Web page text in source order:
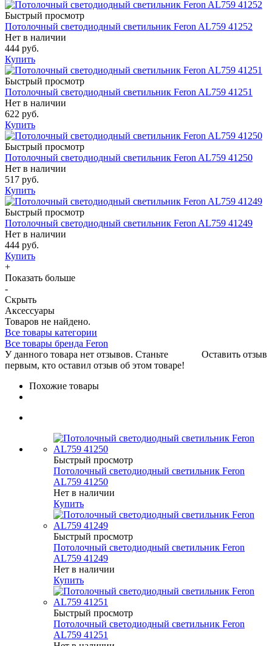
Быстрый просмотр
Потолочный светодиодный светильник Feron AL759 41252
Нет в наличии
444 руб.
Купить
Быстрый просмотр
Потолочный светодиодный светильник Feron AL759 41251
Нет в наличии
622 руб.
Купить
Быстрый просмотр
Потолочный светодиодный светильник Feron AL759 41250
Нет в наличии
517 руб.
Купить
Быстрый просмотр
Потолочный светодиодный светильник Feron AL759 41249
Нет в наличии
444 руб.
Купить
+
Показать больше
-
Скрыть
Аксессуары
Товаров не найдено.
Все товары категории
Все товары бренда Feron
Оставить отзыв
У данного товара нет отзывов. Станьте
первым, кто оставил отзыв об этом товаре!
Похожие товары
Быстрый просмотр
Потолочный светодиодный светильник Feron
AL759 41250
Нет в наличии
Купить
Быстрый просмотр
Потолочный светодиодный светильник Feron
AL759 41249
Нет в наличии
Купить
Быстрый просмотр
Потолочный светодиодный светильник Feron
AL759 41251